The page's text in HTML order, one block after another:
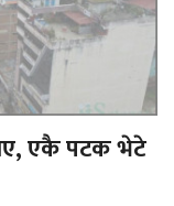
एकै पटक भेटे